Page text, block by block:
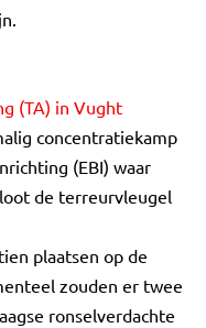
(TA) in Vught
concentratiekamp
(EBI) waar
de terreurvleugel
plaatsen op de
zouden er twee
ronselverdachte